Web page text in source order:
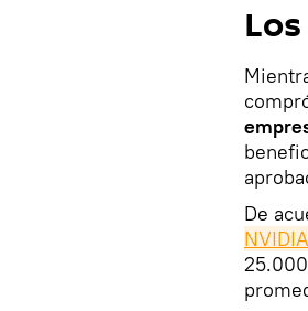
De
NVIDIA